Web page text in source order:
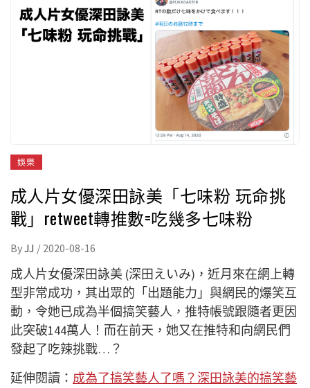
娛樂
成人片女優深田詠美「七味粉 玩命挑
戰」retweet轉推數=吃幾多七味粉
ByJJ / 2020-08-16
成人片女優深田詠美 (深田えいみ)，近月來在網上轉
型非常成功，其出眾的「出題能力」與網民的爆笑互
動，令她已成為半個搞笑藝人，推特帳號跟隨者更因
此突破144萬人！而在前天，她又在推特和向網民們
發起了吃辣挑戰…？
延伸閱讀： 成為了搞笑藝人了嗎？深田詠美的搞笑藝